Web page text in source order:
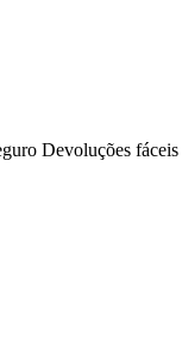
Devoluções fáceis